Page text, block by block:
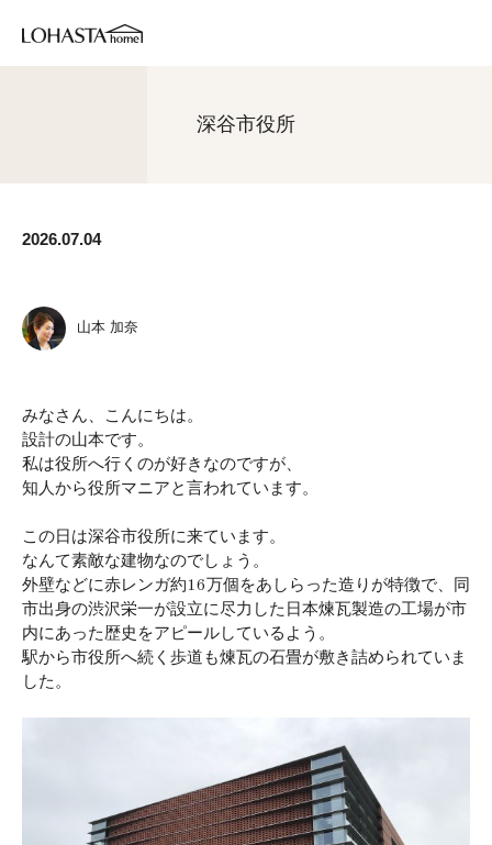
深谷市役所
2026.07.04
山本 加奈
みなさん、こんにちは。
設計の山本です。
私は役所へ行くのが好きなのですが、
知人から役所マニアと言われています。
この日は深谷市役所に来ています。
なんて素敵な建物なのでしょう。
外壁などに赤レンガ約16万個をあしらった造りが特徴で、同
市出身の渋沢栄一が設立に尽力した日本煉瓦製造の工場が市
内にあった歴史をアピールしているよう。
駅から市役所へ続く歩道も煉瓦の石畳が敷き詰められていま
した。